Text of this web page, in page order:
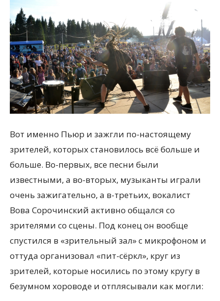
Вот именно Пьюр и зажгли по-настоящему
зрителей, которых становилось всё больше и
больше. Во-первых, все песни были
известными, а во-вторых, музыканты играли
очень зажигательно, а в-третьих, вокалист
Вова Сорочинский активно общался со
зрителями со сцены. Под конец он вообще
спустился в «зрительный зал» с микрофоном и
оттуда организовал «пит-сёркл», круг из
зрителей, которые носились по этому кругу в
безумном хороводе и отплясывали как могли: